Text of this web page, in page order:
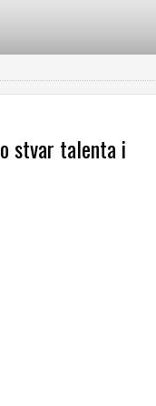
stvar talenta i